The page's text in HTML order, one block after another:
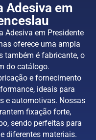
Adesiva em
Adesiva em Presidente
oferece uma ampla
também é fabricante, o
do catálogo.
e fornecimento
ideais para
e automotivas. Nossas
fixação forte,
sendo perfeitas para
diferentes materiais.